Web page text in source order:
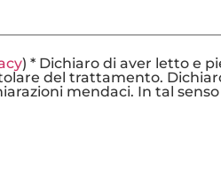
) * Dichiaro di aver letto e
del trattamento.
mendaci. In tal